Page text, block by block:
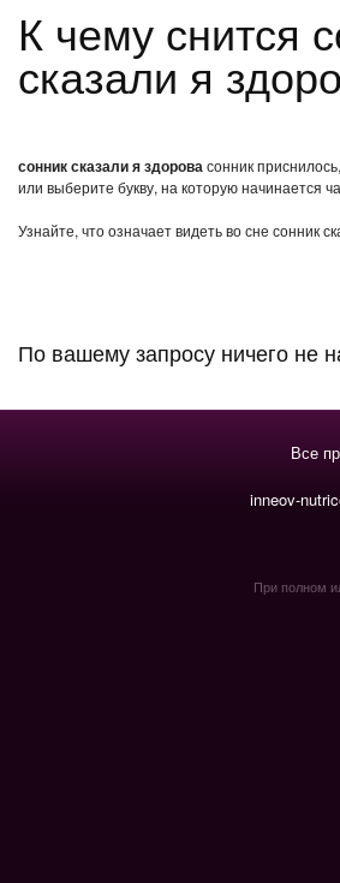
К чему снится сонник сказали я здорова? сонник
сказали я
сонник сказали я здоровасонник
или выберите букву, на которую начинается
Узнайте, что означает видеть во сне сонник
По вашему запросу ничего не
Все
inneov-
При полном